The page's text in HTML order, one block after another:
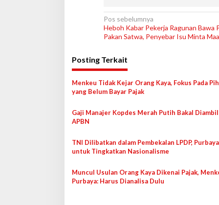
N
a
i
g
a
i
o
s
Pos sebelumnya
Heboh Kabar Pekerja Ragunan Bawa
Pakan Satwa, Penyebar Isu Minta
Posting Terkait
Menkeu Tidak Kejar Orang Kaya, Fokus Pada
yang Belum Bayar Pajak
Gaji Manajer Kopdes Merah Putih Bakal
APBN
TNI Dilibatkan dalam Pembekalan LPDP,
untuk Tingkatkan Nasionalisme
Muncul Usulan Orang Kaya Dikenai Pajak,
Purbaya: Harus Dianalisa Dulu